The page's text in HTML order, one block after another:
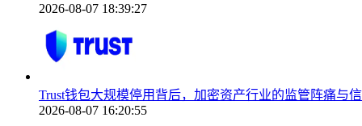
2026-08-07 18:39:27
Trust钱包大规模停用背后，加密资产行业的监管阵痛与
2026-08-07 16:20:55